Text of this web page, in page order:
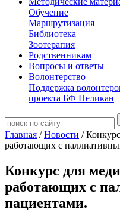
Обучение
Маршрутизация
Библиотека
Зоотерапия
Родственникам
Вопросы и ответы
Волонтерство
Поддержка
проекта БФ Пеликан
Главная /Новости /
работающих с
Конкурс для
работающих с
пациентами.